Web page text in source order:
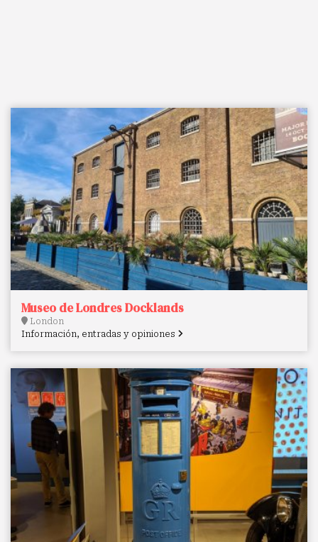
Museo de Londres Docklands
London
Información, entradas y opiniones